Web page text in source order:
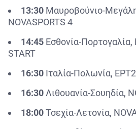
13:30 Μαυροβούνιο-
NOVASPORTS 4
14:45 Εσθονία-Πορτογαλία,
START
16:30 Ιταλία-Πολωνία, ΕΡΤ2
16:30 Λιθουανία-Σουηδία,
18:00Τσεχία-Λετονία,